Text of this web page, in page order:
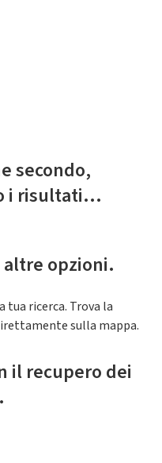
secondo,
i risultati...
altre opzioni.
ricerca. Trova la
sulla mappa.
il recupero dei